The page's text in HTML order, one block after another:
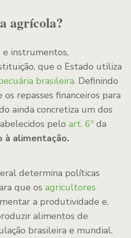
agrícola?
e instrumentos,
que o Estado utiliza
brasileira. Definindo
repasses financeiros para
ainda concretiza um dos
pelo art. 6º da
à alimentação.
determina políticas
que os agricultores
a produtividade e,
alimentos de
brasileira e mundial.